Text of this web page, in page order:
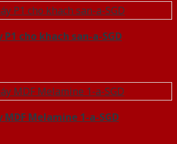
P1 cho khach san-a-SGD
MDF Melamine 1-a-SGD